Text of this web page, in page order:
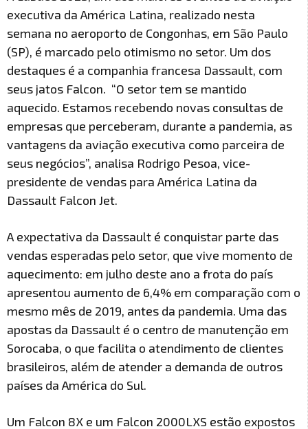
executiva da América Latina, realizado nesta
semana no aeroporto de Congonhas, em São Paulo
(SP), é marcado pelo otimismo no setor. Um dos
destaques é a companhia francesa Dassault, com
seus jatos Falcon. “O setor tem se mantido
aquecido. Estamos recebendo novas consultas de
empresas que perceberam, durante a pandemia, as
vantagens da aviação executiva como parceira de
seus negócios”, analisa Rodrigo Pesoa, vice-
presidente de vendas para América Latina da
Dassault Falcon Jet.
A expectativa da Dassault é conquistar parte das
vendas esperadas pelo setor, que vive momento de
aquecimento: em julho deste ano a frota do país
apresentou aumento de 6,4% em comparação com o
mesmo mês de 2019, antes da pandemia. Uma das
apostas da Dassault é o centro de manutenção em
Sorocaba, o que facilita o atendimento de clientes
brasileiros, além de atender a demanda de outros
países da América do Sul.
Um Falcon 8X e um Falcon 2000LXS estão expostos